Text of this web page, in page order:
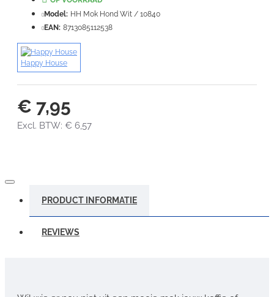
VERDER
€ 7,95
Excl. BTW: € 6,57
Model: HH Mok Hond Wit / 10840
EAN: 8713085112538
Happy House
PRODUCT INFORMATIE
REVIEWS